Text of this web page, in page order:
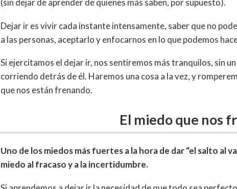
(sin dejar de aprender de quienes más saben, por supuesto).
Dejar ir es vivir cada instante intensamente, saber que no
a las personas, aceptarlo y enfocarnos en lo que podemos
Si ejercitamos el dejar ir, nos sentiremos más tranquilos, sin
corriendo detrás de él. Haremos una cosa a la vez, y
que nos están frenando.
El miedo que nos
Uno de los miedos más fuertes a la hora de dar “el salto al
miedo al fracaso y a la incertidumbre.